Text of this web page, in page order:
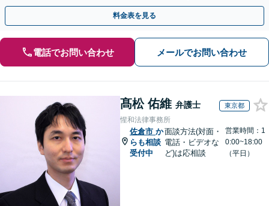
査もお任せください。【夜間や休日相談可】
料金表を見る
電話でお問い合わせ メールでお問い合わせ
髙松 佑維 弁護士 東京都
惺和法律事務所
佐倉市 か
らも相談
受付中
面談方法(対面・
電話・ビデオな
ど)は応相談
営業時間：1
0:00~18:00
（平日）